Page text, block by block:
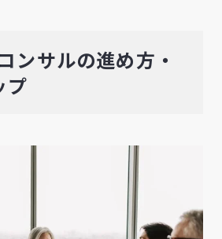
ンサルの進め方・
プ